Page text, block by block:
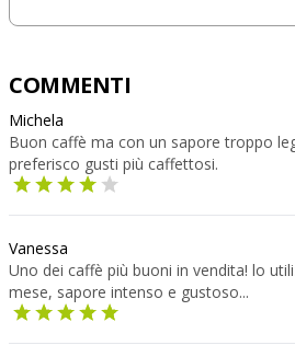
COMMENTI
Michela
Buon caffè ma con un sapore troppo
preferisco gusti più caffettosi.
Vanessa
Uno dei caffè più buoni in vendita! lo
mese, sapore intenso e gustoso...